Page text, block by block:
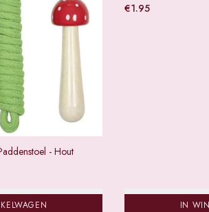
- Hout
€1.95
IN